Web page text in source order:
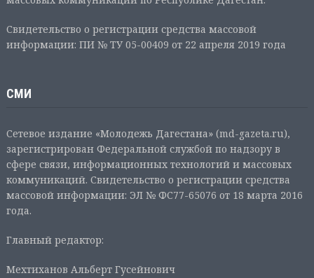
Свидетельство о регистрации средства массовой
информации: ПИ № ТУ 05-00409 от 22 апреля 2019 года
СМИ
Сетевое издание «Молодежь Дагестана» (md-gazeta.ru),
зарегистрирован Федеральной службой по надзору в
сфере связи, информационных технологий и массовых
коммуникаций. Свидетельство о регистрации средства
массовой информации: ЭЛ № ФС77-65076 от 18 марта 2016
года.
Главный редактор:
Мехтиханов Альберт Гусейнович